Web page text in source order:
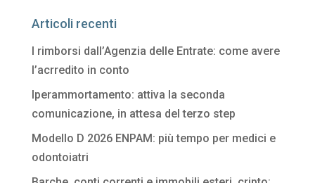
Articoli recenti
I rimborsi dall’Agenzia delle Entrate: come avere
l’acrredito in conto
Iperammortamento: attiva la seconda
comunicazione, in attesa del terzo step
Modello D 2026 ENPAM: più tempo per medici e
odontoiatri